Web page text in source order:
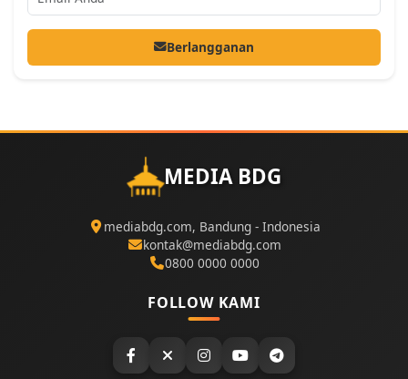
Berlangganan
MEDIA BDG
mediabdg.com, Bandung - Indonesia
kontak@mediabdg.com
0800 0000 0000
FOLLOW KAMI